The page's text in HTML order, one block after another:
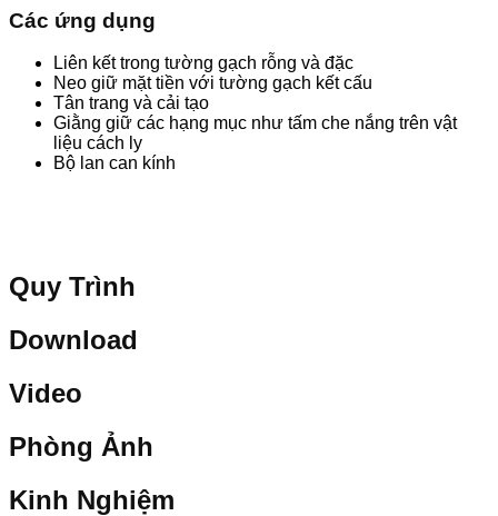
Các ứng dụng
Liên kết trong tường gạch rỗng và đặc
Neo giữ mặt tiền với tường gạch kết cấu
Tân trang và cải tạo
Giằng giữ các hạng mục như tấm che nắng trên vật
liệu cách ly
Bộ lan can kính
Quy Trình
Download
Video
Phòng Ảnh
Kinh Nghiệm